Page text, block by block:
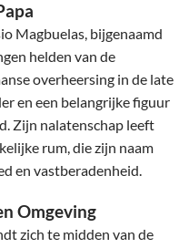
Magbuelas, bijgenaamd
helden van de
overheersing in de late
en een belangrijke figuur
Zijn nalatenschap leeft
rum, die zijn naam
en vastberadenheid.
Omgeving
zich te midden van de